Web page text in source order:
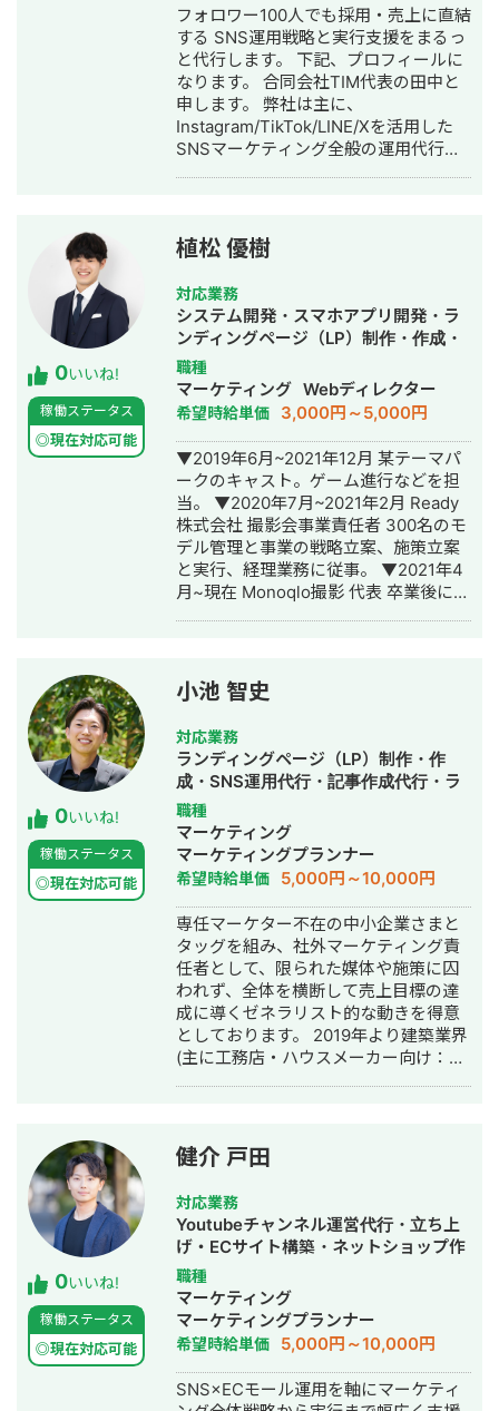
https://regalonico.com キャリア Web
業界 7年目 Web制作会社3年勤務
⇨2021年独立開業⇨2022年法人化
2024年4月 STUDIOエキスパートシル
バーパートナー加盟 メールアドレス
r.yonemori@regalonico.com 米森直通
070-8467-5366
フォロワー100人でも採用・売上に直結
する SNS運用戦略と実行支援をまるっ
と代行します。 下記、プロフィールに
なります。 合同会社TIM代表の田中と
申します。 弊社は主に、
Instagram/TikTok/LINE/Xを活用した
SNSマーケティング全般の運用代行事
レクターとして活動 2024年〜 合同
会社TIM アカウントプランナー(現任)
弊社の事業内容と実績をまとめており
ます。 ナショナルクライアントから中
小企業まで幅広く対応実績がありま
す。 ●事業内容 ・SNS運用代行 ・
SNSメディア構築、運営 ・SNSコンサ
ルティング ●運用実績まとめ ▶︎不動
産・住宅メディア運用 運用1年6ヶ月で
合計20件の注文住宅の成約獲得 ▶︎採用
ジャンル 薬学系企業様の新卒採用アカ
ウント 運用6ヶ月: フォロワー400人で
Instagram経由の 新卒エ
ントリー者60名以上獲得 社会的養護施
設の施設職員採用アカウント 運用1年:
フォロワー3000人でInstagram経由の
会員登録者40名以上獲得 ▶︎
バストアップメディア 運用6ヶ月: フォ
導Live→新規来店で150万以上の売り上
げ獲得 ▶︎大手食品メーカー公式アカウ
ント 運用6ヶ月: フォロワー3000→1.5
万人 キャンペーン企画＋広告運用＋ク
リエイティブの改善により フォロワー
数の大幅獲得に成功 ▶︎ダイエットレシ
ピ系メディア アフィリエイトで月
100〜150万の売り上げ獲得 ▶︎暮らし系
メディア アフィリエイトで月100万の
売り上げ獲得 ▶︎大手カフェチェーンの
公式アカウント プロモーション目的の
リール動画再生回数：約60万回再生獲
得 キャンペーン企画＋広告運用＋クリ
エイティブの改善を行う ▶︎メンズ眉毛
サロン 運用2ヶ月：新規10名の来場獲
得 SNSと広告を並行し、
CPA5000→2500に削減 ▶︎EC下着メー
カー公式アカウント 運用6ヶ月：フォ
ロワー0→2.5万人 売り上げ：140％UP
0→100万以上 ●相談の流れ ご興味ござ
いましたら、1度オンラインにて打ち合
わせを行いますので、メールにてご連
絡ください。 平日18時以降、土日祝日
関わらず打ち合わせ可能です。 よろし
くお願いします。 問い合わせ先：
f5e82897e7vb85e05se@gmail.com
弊社の実績は、こちらにまとめており
ます。
https://docs.google.com/document/d/
R7oiw/edit?usp=sharing 合同会社TIM
のホームページはこちら https://tim-
0いいね!
稼働ステータス
◎現在対応可能
植松 優樹
対応業務
システム開発・スマホアプリ開発・ラ
ンディングページ（LP）制作・作成・
ECサイト構築・ネットショップ作成代
行・SNS運用代行・ホームページ制
作・作成・動画制作・動画編集
職種
マーケティング Webディレクター
希望時給単価 3,000円～5,000円
▼2019年6月~2021年12月 某テーマパ
ークのキャスト。ゲーム進行などを担
当。 ▼2020年7月~2021年2月 Ready
株式会社 撮影会事業責任者 300名のモ
デル管理と事業の戦略立案、施策立案
と実行、経理業務に従事。 ▼2021年4
月~現在 Monoqlo撮影 代表 卒業後に2
に就任。 ▼2021年8月~ 個人で業務シ
ステム/MAシステムを1名体制で開発
し、中小企業向けにソリューション営
業。 ▼2021年8月~2022年1月 ・医療
特化コンサル企業 美容クリニック2ア
カウント/歯科2アカウントのInstagram
運用代行業務に従事。 ▼2023年1月
~2024年3月 医療機関向け商材を取り
扱う通販企業にてCOOとして事業立ち
上げフェーズを経験。 ▼2024年6月
~2024年11月 フリーランスとして、一
部上場企業の塾/老舗食品メーカー/自動
車メーカーのSNSマーケティングに従
事。 ▼2024年12月 RaaS合同会社を設
立。 ・外部顧問：歯医者の元 院長先生
・CTO：ベンチャー企業 CTO経験者
得意領域は、SNS運用の戦略設計から
実運用・数値改善までを軸に、集客・
採用成果を生む設計力、PoC検証を前
0いいね!
稼働ステータス
◎現在対応可能
小池 智史
対応業務
ランディングページ（LP）制作・作
成・SNS運用代行・記事作成代行・ラ
イティング・ホームページ制作・作
成・バナー制作・デザイン・ロゴデザ
イン・作成・リスティング広告運用代
行・動画制作・動画編集・AI活用
職種
マーケティング
マーケティングプランナー
希望時給単価 5,000円～10,000円
専任マーケター不在の中小企業さまと
タッグを組み、社外マーケティング責
任者として、限られた媒体や施策に囚
われず、全体を横断して売上目標の達
成に導くゼネラリスト的な動きを得意
としております。 2019年より建築業界
(主に工務店・ハウスメーカー向け：注
ィングコンサルティングおよび実行支
援に従事。 現在は独立し、マーケティ
ングコンサルティング会社(株式会社
Monokrome)を創設。 【このような企
業にオススメ】 ・マーケティングを強
化したいが、何に手を付けたらいいか
分からない ・各施策のパートナーはい
るが、全体を俯瞰して品質管理/ディレ
クションできる人材がほしい ・マーケ
ティングの内製化に向けて専任担当者
の伴走支援をしてほしい
0いいね!
稼働ステータス
◎現在対応可能
健介 戸田
対応業務
Youtubeチャンネル運営代行・立ち上
げ・ECサイト構築・ネットショップ作
成代行・SEO対策・新規事業立上・
SNS運用代行・記事作成代行・ライテ
ィング・リスティング広告運用代行・
オウンドメディア制作・構築・運用代
行・動画制作・動画編集
職種
マーケティング
マーケティングプランナー
希望時給単価 5,000円～10,000円
SNS×ECモール運用を軸にマーケティ